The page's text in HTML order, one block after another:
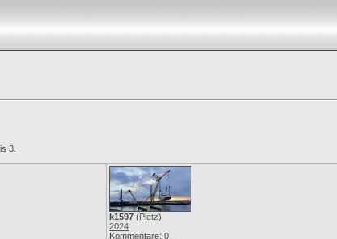
3.
k1597 (Pietz)
2024
Kommentare: 0